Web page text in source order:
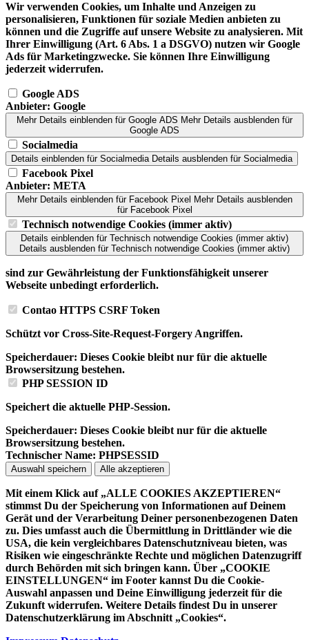
Wir verwenden Cookies, um Inhalte und Anzeigen zu
personalisieren, Funktionen für soziale Medien anbieten zu
können und die Zugriffe auf unsere Website zu analysieren. Mit
Ihrer Einwilligung (Art. 6 Abs. 1 a DSGVO) nutzen wir Google
Ads für Marketingzwecke. Sie können Ihre Einwilligung
jederzeit widerrufen.
Google ADS
Anbieter: Google
Mehr Details einblenden für Google ADS Mehr Details ausblenden für
Google ADS
Socialmedia
Details einblenden für Socialmedia Details ausblenden für Socialmedia
Facebook Pixel
Anbieter: META
Mehr Details einblendenfür Facebook Pixel Mehr Details ausblenden
für Facebook Pixel
Technisch notwendige Cookies (immer aktiv)
Details einblenden für Technisch notwendige Cookies (immer aktiv)
Details ausblenden für Technisch notwendige Cookies (immer aktiv)
sind zur Gewährleistung der Funktionsfähigkeit unserer
Webseite unbedingt erforderlich.
Contao HTTPS CSRF Token
Schützt vor Cross-Site-Request-Forgery Angriffen.
Speicherdauer: Dieses Cookie bleibt nur für die aktuelle
Browsersitzung bestehen.
PHP SESSION ID
Speichert die aktuelle PHP-Session.
Speicherdauer: Dieses Cookie bleibt nur für die aktuelle
Browsersitzung bestehen.
Technischer Name: PHPSESSID
Auswahl speichern Alle akzeptieren
Mit einem Klick auf „ALLE COOKIES AKZEPTIEREN“
stimmst Du der Speicherung von Informationen auf Deinem
Gerät und der Verarbeitung Deiner personenbezogenen Daten
zu. Dies umfasst auch die Übermittlung in Drittländer wie die
USA, die kein vergleichbares Datenschutzniveau bieten, was
Risiken wie eingeschränkte Rechte und möglichen Datenzugriff
durch Behörden mit sich bringen kann. Über „COOKIE
EINSTELLUNGEN“ im Footer kannst Du die Cookie-
Auswahl anpassen und Deine Einwilligung jederzeit für die
Zukunft widerrufen. Weitere Details findest Du in unserer
Datenschutzerklärung im Abschnitt „Cookies“.